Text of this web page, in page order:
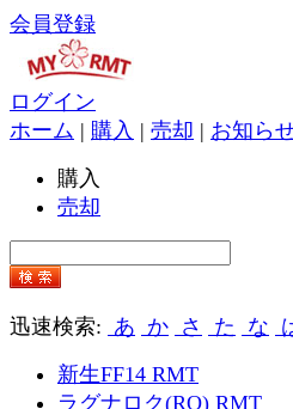
会員登録
ログイン
ホーム | 購入 | 売却 | お知ら
購入
売却
迅速検索: あ か さ た な
新生FF14 RMT
ラグナロク(RO) RMT